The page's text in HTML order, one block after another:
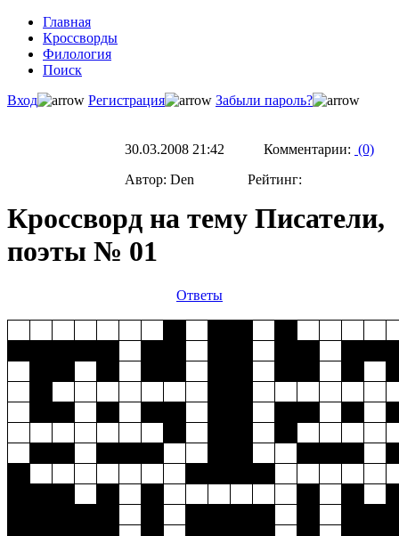
Главная
Кроссворды
Филология
Поиск
Вход
Регистрация Забыли пароль?
30.03.2008 21:42 Комментарии: (0)
Автор: Den Рейтинг:
Кроссворд на тему Писатели,
поэты № 01
Ответы